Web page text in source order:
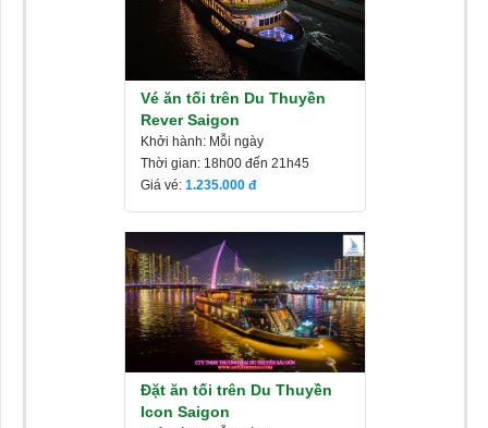
Vé ăn tối trên Du Thuyền
Rever Saigon
Khởi hành: Mỗi ngày
Thời gian: 18h00 đến 21h45
Giá vé: 1.235.000
Đặt ăn tối trên Du Thuyền
Icon Saigon